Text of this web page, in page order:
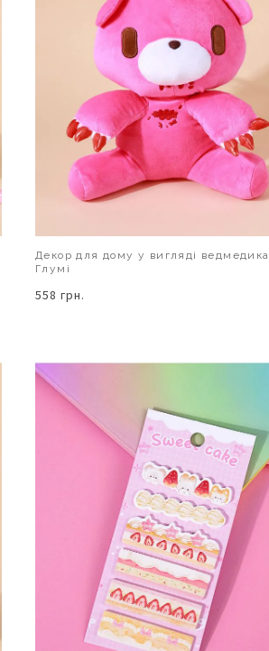
Декор для дому у вигляді ведмедика
Глумі
558 грн.